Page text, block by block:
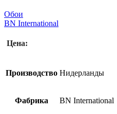
Обои
BN International
Цена:
Производство Нидерланды
Фабрика BN International